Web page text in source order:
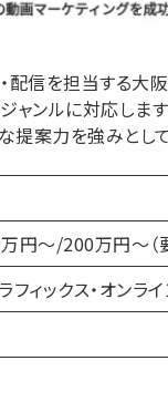
信を担当する大
ンルに対応しま
提案力を強みとし
～/200万円～（要
フィックス・オンラ